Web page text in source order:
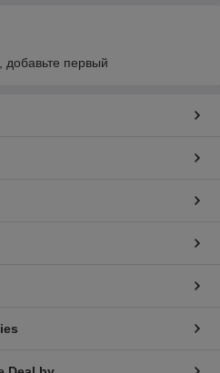
добавьте первый